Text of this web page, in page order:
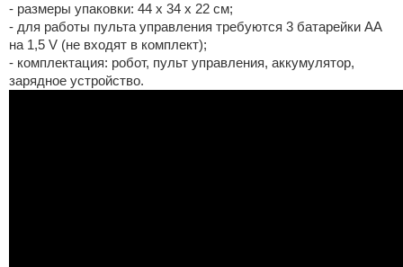
- размеры упаковки: 44 x 34 x 22 см;
- для работы пульта управления требуются 3 батарейки АА
на 1,5 V (не входят в комплект);
- комплектация: робот, пульт управления, аккумулятор,
зарядное устройство.